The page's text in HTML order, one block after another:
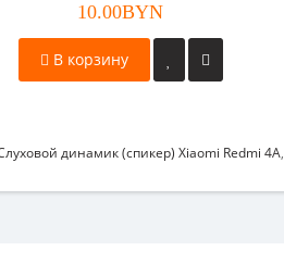
10.00BYN
В корзину
динамик (спикер) Xiaomi Redmi 4A,